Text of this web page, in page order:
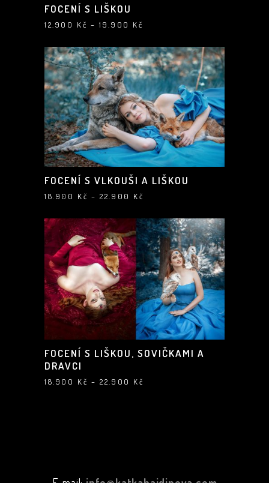
FOCENÍ S LIŠKOU
12.900 Kč – 19.900 Kč
až
19.900 Kč
FOCENÍ S VLKOUŠI A LIŠKOU
18.900 Kč – 22.900 Kč
až
22.900 Kč
FOCENÍ S LIŠKOU, SOVIČKAMI A
DRAVCI
18.900 Kč – 22.900 Kč